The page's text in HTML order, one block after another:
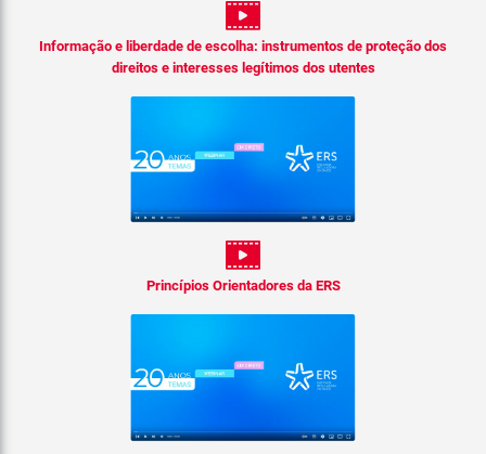
Informação e liberdade de escolha: instrumentos de proteção dos
direitos e interesses legítimos dos utentes
Princípios Orientadores da ERS